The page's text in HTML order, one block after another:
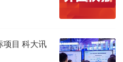
项目 科大讯